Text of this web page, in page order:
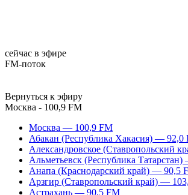
сейчас в эфире
FM-поток
Вернуться к эфиру
Москва - 100,9 FM
Москва — 100,9 FM
Абакан (Республика Хакасия) — 92,0
Александровское (Ставропольский
Альметьевск (Республика
Анапа (Краснодарский край) — 90,5
Арзгир (Ставропольский край) —
Астрахань — 90,5 FM